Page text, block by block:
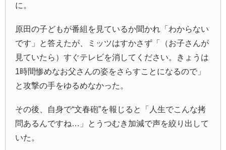
に。
原田の子どもが番組を見ているか聞かれ「わからない
です」と答えたが、ミッツはすかさず「（お子さんが
見ていたら）すぐテレビを消してください。きょうは
1時間惨めなお父さんの姿をさらすことになるので」
と攻撃の手をゆるめなかった。
その後、自身で“文春砲”を報じると「人生でこんな拷
問あるんですね…」とうつむき加減で声を絞り出して
いた。